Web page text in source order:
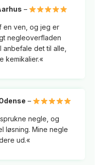
–
en ven, og jeg er
negleoverfladen
det til alle,
kemikalier.«
–
negle, og
løsning. Mine negle
ud.«